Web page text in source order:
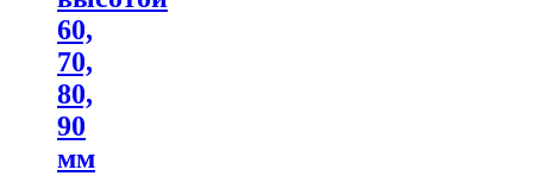
60,
70,
80,
90
мм